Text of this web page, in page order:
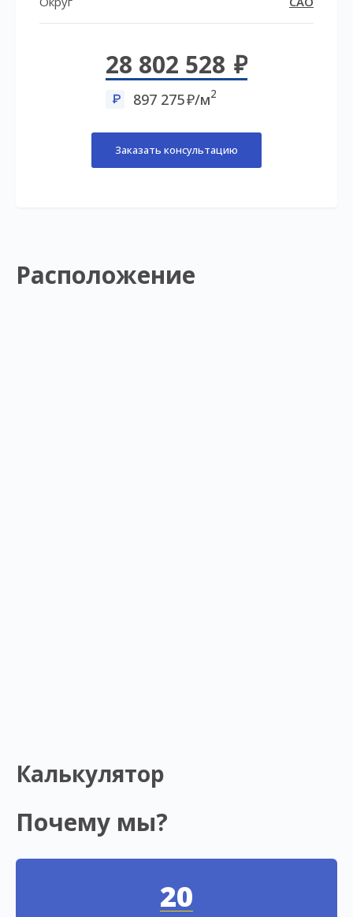
28 802 528
897 275 /м2
Заказать консультацию
Расположение
Калькулятор
Почему мы?
20